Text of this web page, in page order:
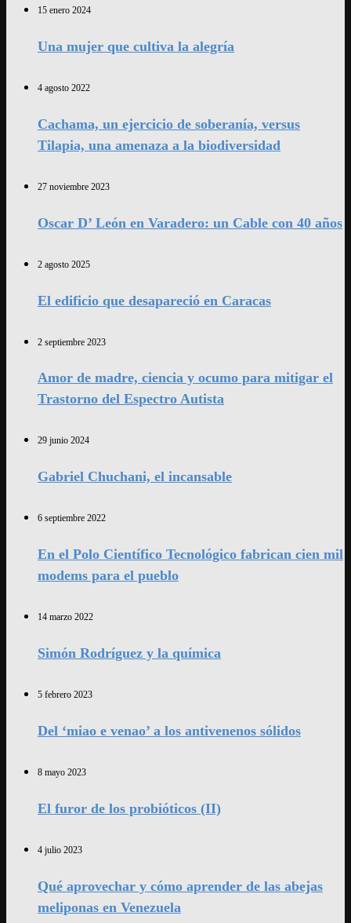
15 enero 2024
Una mujer que cultiva la alegría
4 agosto 2022
Cachama, un ejercicio de soberanía, versus
Tilapia, una amenaza a la biodiversidad
27 noviembre 2023
Oscar D’ León en Varadero: un Cable con 40 años
2 agosto 2025
El edificio que desapareció en Caracas
2 septiembre 2023
Amor de madre, ciencia y ocumo para mitigar el
Trastorno del Espectro Autista
29 junio 2024
Gabriel Chuchani, el incansable
6 septiembre 2022
En el Polo Científico Tecnológico fabrican cien mil
modems para el pueblo
14 marzo 2022
Simón Rodríguez y la química
5 febrero 2023
Del ‘miao e venao’ a los antivenenos sólidos
8 mayo 2023
El furor de los probióticos (II)
4 julio 2023
Qué aprovechar y cómo aprender de las abejas
meliponas en Venezuela